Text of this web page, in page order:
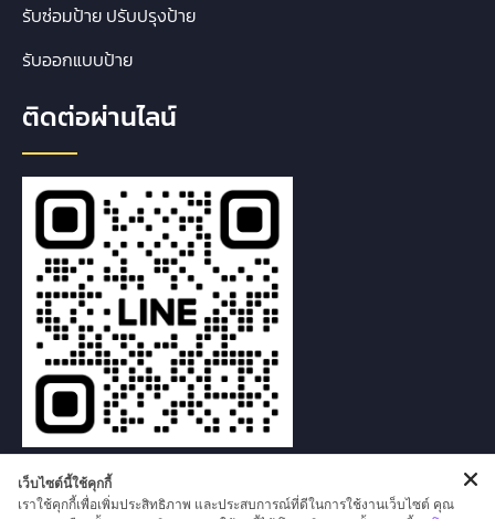
รับซ่อมป้าย ปรับปรุงป้าย
รับออกแบบป้าย
ติดต่อผ่านไลน์
เว็บไซต์นี้ใช้คุกกี้
เราใช้คุกกี้เพื่อเพิ่มประสิทธิภาพ และประสบการณ์ที่ดีในการใช้งานเว็บไซต์ คุณ